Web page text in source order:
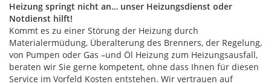
Heizung springt nicht an… unser Heizungsdienst oder
Notdienst hilft!
Kommt es zu einer Störung der Heizung durch
Materialermüdung, Überalterung des Brenners, der Regelung,
von Pumpen oder Gas –und Öl Heizung zum Heizungsausfall,
beraten wir Sie gerne kompetent, ohne dass Ihnen für diesen
Service im Vorfeld Kosten entstehen. Wir vertrauen auf